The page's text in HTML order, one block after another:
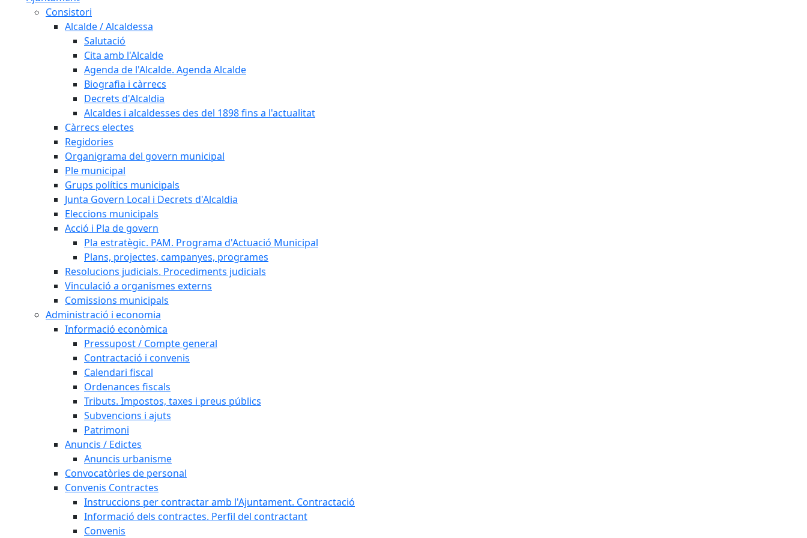
Consistori
Alcalde / Alcaldessa
Salutació
Cita amb l'Alcalde
Agenda de l'Alcalde. Agenda Alcalde
Biografia i càrrecs
Decrets d'Alcaldia
Alcaldes i alcaldesses des del 1898 fins a l'actualitat
Càrrecs electes
Regidories
Organigrama del govern municipal
Ple municipal
Grups polítics municipals
Junta Govern Local i Decrets d'Alcaldia
Eleccions municipals
Acció i Pla de govern
Pla estratègic. PAM. Programa d'Actuació Municipal
Plans, projectes, campanyes, programes
Resolucions judicials. Procediments judicials
Vinculació a organismes externs
Comissions municipals
Administració i economia
Informació econòmica
Pressupost / Compte general
Contractació i convenis
Calendari fiscal
Ordenances fiscals
Tributs. Impostos, taxes i preus públics
Subvencions i ajuts
Patrimoni
Anuncis / Edictes
Anuncis urbanisme
Convocatòries de personal
Convenis Contractes
Instruccions per contractar amb l'Ajuntament. Contractació
Informació dels contractes. Perfil del contractant
Convenis